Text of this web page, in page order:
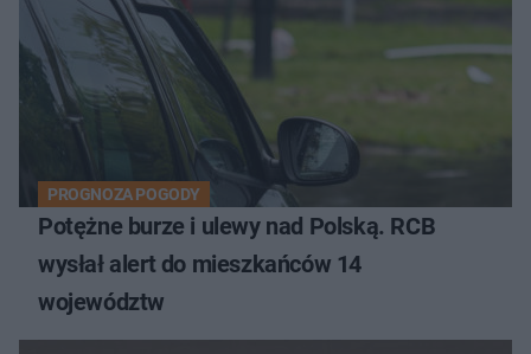
PROGNOZA POGODY
Potężne burze i ulewy nad Polską. RCB
wysłał alert do mieszkańców 14
województw